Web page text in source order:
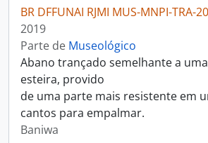
BR DFFUNAI RJMI MUS-MNPI-TRA-
2019
Parte de Museológico
Abano trançado semelhante a
esteira, provido
de uma parte mais resistente em
cantos para empalmar.
Baniwa